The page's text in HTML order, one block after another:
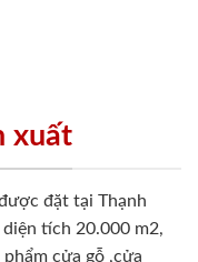
xuất
đặt tại Thạnh
tích 20.000 m2,
cửa gỗ ,cửa